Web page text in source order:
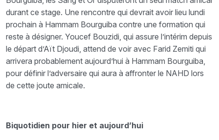
durant ce stage. Une rencontre qui devrait avoir lieu lundi
prochain à Hammam Bourguiba contre une formation qui
reste à désigner. Youcef Bouzidi, qui assure l’intérim depuis
le départ d’Aït Djoudi, attend de voir avec Farid Zemiti qui
arrivera probablement aujourd’hui à Hammam Bourguiba,
pour définir l’adversaire qui aura à affronter le NAHD lors
de cette joute amicale.
Biquotidien pour hier et aujourd’hui